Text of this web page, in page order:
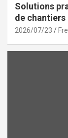
Solutions
de chantiers
2026/07/23